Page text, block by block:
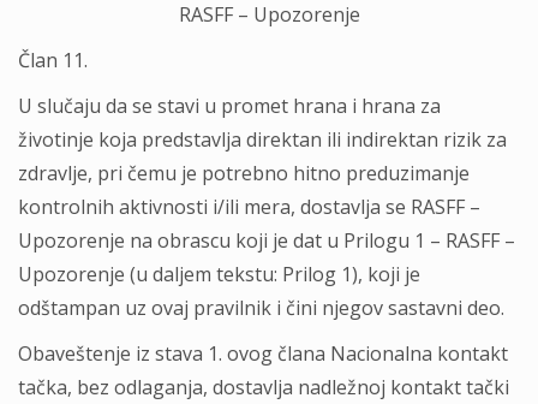
RASFF – Upozorenje
Član 11.
U slučaju da se stavi u promet hrana i hrana za
životinje koja predstavlja direktan ili indirektan rizik za
zdravlje, pri čemu je potrebno hitno preduzimanje
kontrolnih aktivnosti i/ili mera, dostavlja se RASFF –
Upozorenje na obrascu koji je dat u Prilogu 1 – RASFF –
Upozorenje (u daljem tekstu: Prilog 1), koji je
odštampan uz ovaj pravilnik i čini njegov sastavni deo.
Obaveštenje iz stava 1. ovog člana Nacionalna kontakt
tačka, bez odlaganja, dostavlja nadležnoj kontakt tački